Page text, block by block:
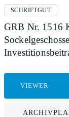
SCHRIFTGUT
GRB Nr. 1516
VIEWER